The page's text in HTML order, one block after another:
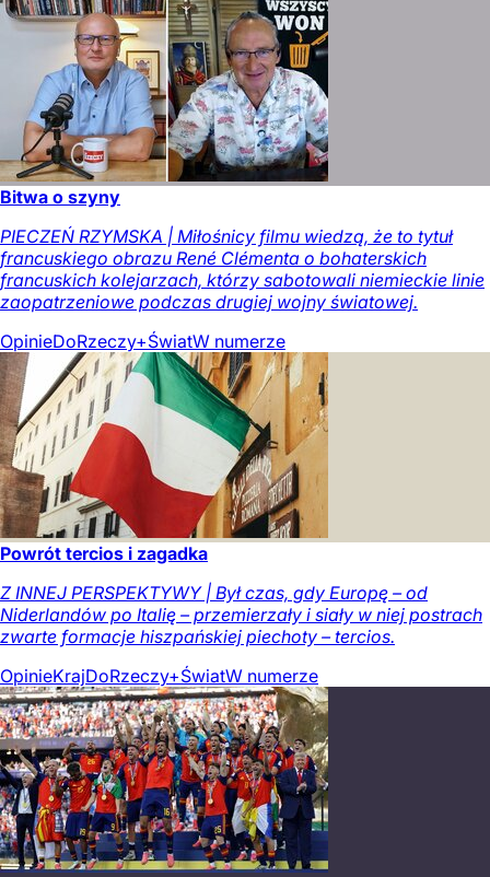
Bitwa o szyny
PIECZEŃ RZYMSKA | Miłośnicy filmu wiedzą, że to tytuł
francuskiego obrazu René Clémenta o bohaterskich
francuskich kolejarzach, którzy sabotowali niemieckie linie
zaopatrzeniowe podczas drugiej wojny światowej.
OpinieDoRzeczy+ŚwiatW numerze
Powrót tercios i zagadka
Z INNEJ PERSPEKTYWY | Był czas, gdy Europę – od
Niderlandów po Italię – przemierzały i siały w niej postrach
zwarte formacje hiszpańskiej piechoty – tercios.
OpinieKrajDoRzeczy+ŚwiatW numerze